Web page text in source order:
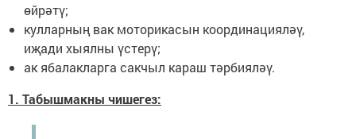
өйрәтү;
кулларның вак моторикасын координацияләү,
иҗади хыялны үстерү;
ак ябалакларга сакчыл караш тәрбияләү.
1. Табышмакны чишегез: